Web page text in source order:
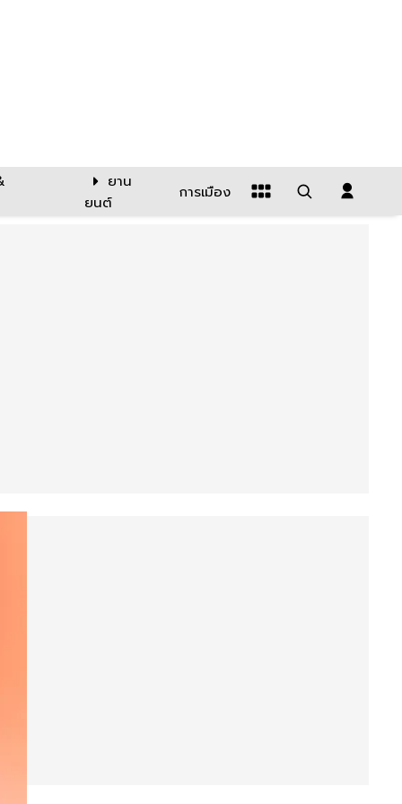
ยาน
ยนต์
การเมือง